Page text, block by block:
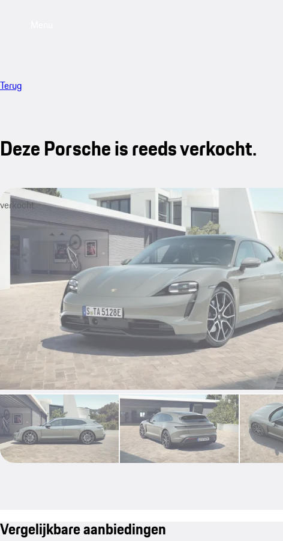
Terug
Deze Porsche is reeds verkocht.
verkocht
Vergelijkbare aanbiedingen